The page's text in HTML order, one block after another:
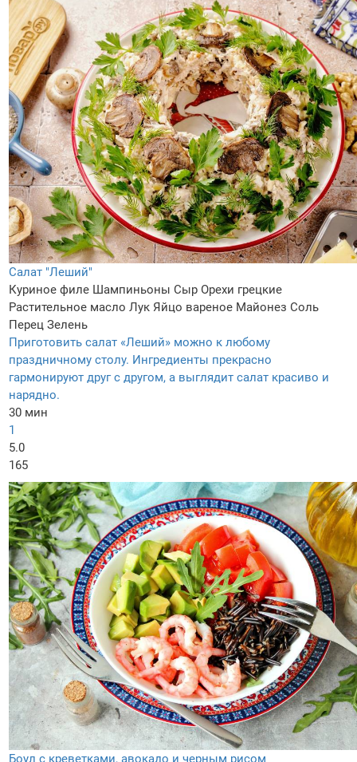
Салат "Леший"
Куриное филе Шампиньоны Сыр Орехи грецкие
Растительное масло Лук Яйцо вареное Майонез Соль
Перец Зелень
Приготовить салат «Леший» можно к любому
праздничному столу. Ингредиенты прекрасно
гармонируют друг с другом, а выглядит салат красиво и
нарядно.
30 мин
1
5.0
165
Боул с креветками, авокадо и черным рисом